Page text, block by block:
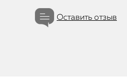
Оставить отзыв